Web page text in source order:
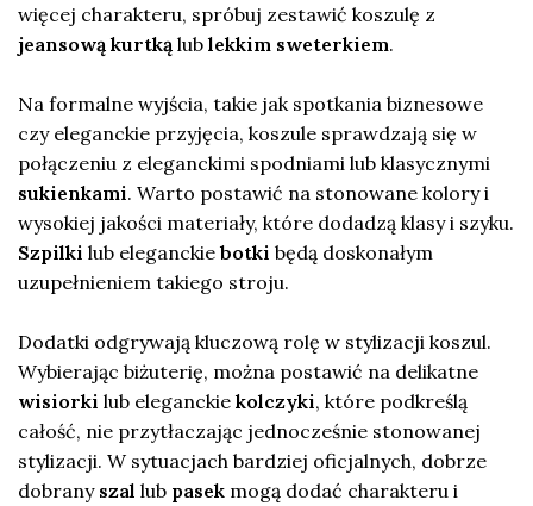
więcej charakteru, spróbuj zestawić koszulę z
jeansową kurtką lub lekkim sweterkiem.
Na formalne wyjścia, takie jak spotkania biznesowe
czy eleganckie przyjęcia, koszule sprawdzają się w
połączeniu z eleganckimi spodniami lub klasycznymi
sukienkami. Warto postawić na stonowane kolory i
wysokiej jakości materiały, które dodadzą klasy i szyku.
Szpilki lub eleganckie botki będą doskonałym
uzupełnieniem takiego stroju.
Dodatki odgrywają kluczową rolę w stylizacji koszul.
Wybierając biżuterię, można postawić na delikatne
wisiorki lub eleganckie kolczyki, które podkreślą
całość, nie przytłaczając jednocześnie stonowanej
stylizacji. W sytuacjach bardziej oficjalnych, dobrze
dobrany szal lub pasek mogą dodać charakteru i